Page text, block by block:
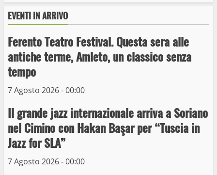
articoli
EVENTI IN ARRIVO
Ferento Teatro Festival. Questa sera alle
antiche terme, Amleto, un classico senza
tempo
7 Agosto 2026 - 00:00
Il grande jazz internazionale arriva a Soriano
nel Cimino con Hakan Başar per “Tuscia in
Jazz for SLA”
7 Agosto 2026 - 00:00
9 Maggio 2023
4
La Polizia di Stato arresta il ladro seriale
10 Maggio 2023